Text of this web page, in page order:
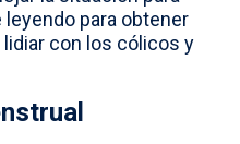
leyendo para obtener
con los cólicos y